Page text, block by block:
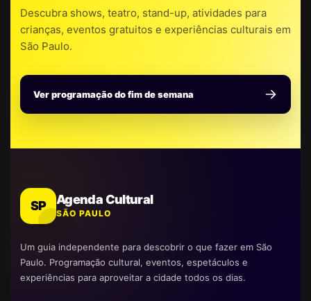
Descubra shows, teatro, stand-up, atividades para
crianças, eventos gratuitos e experiências culturais em
São Paulo.
Ver programação do fim de semana
SP Agenda Cultural
SÃO PAULO
Um guia independente para descobrir o que fazer em São
Paulo. Programação cultural, eventos, espetáculos e
experiências para aproveitar a cidade todos os dias.